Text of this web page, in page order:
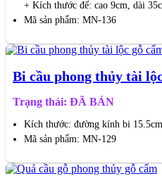
+ Kích thước đế: cao 9cm, dài
Mã sản phẩm: MN-136
Bi cầu phong thủy tài
Trạng thái: ĐÃ BÁN
Kích thước: đường kính bi
Mã sản phẩm: MN-129